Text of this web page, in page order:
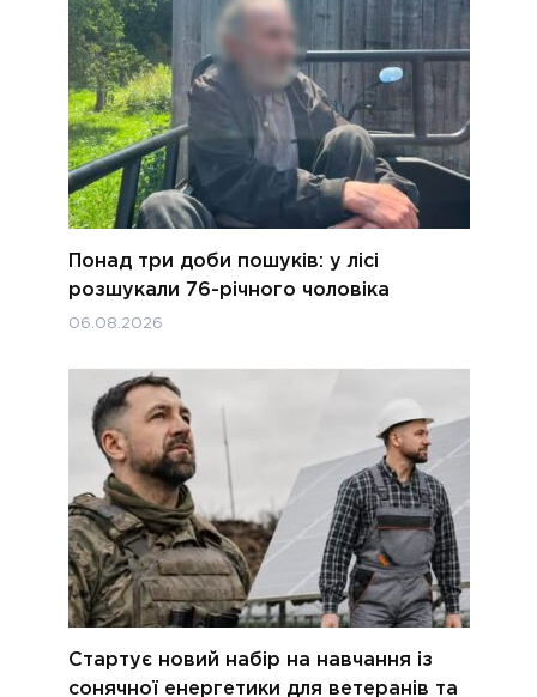
Понад три доби пошуків: у лісі
розшукали 76-річного чоловіка
06.08.2026
Стартує новий набір на навчання із
сонячної енергетики для ветеранів та